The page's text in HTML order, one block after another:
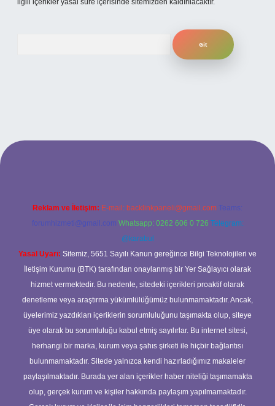
ilgili içerikler yasal süre içerisinde sitemizden kaldırılacaktır.
Reklam ve İletişim: E-mail: backlinkpaneli@gmail.com Teams:
forumhizmeti@gmail.com Whatsapp: 0262 606 0 726 Telegram:
@karabul
Yasal Uyarı: Sitemiz, 5651 Sayılı Kanun gereğince Bilgi Teknolojileri ve
İletişim Kurumu (BTK) tarafından onaylanmış bir Yer Sağlayıcı olarak
hizmet vermektedir. Bu nedenle, sitedeki içerikleri proaktif olarak
denetleme veya araştırma yükümlülüğümüz bulunmamaktadır. Ancak,
üyelerimiz yazdıkları içeriklerin sorumluluğunu taşımakta olup, siteye
üye olarak bu sorumluluğu kabul etmiş sayılırlar. Bu internet sitesi,
herhangi bir marka, kurum veya şahıs şirketi ile hiçbir bağlantısı
bulunmamaktadır. Sitede yalnızca kendi hazırladığımız makaleler
paylaşılmaktadır. Burada yer alan içerikler haber niteliği taşımamakta
olup, gerçek kurum ve kişiler hakkında paylaşım yapılmamaktadır.